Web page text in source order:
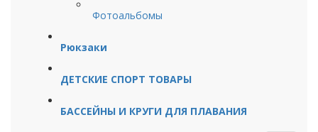
Фотоальбомы
Рюкзаки
ДЕТСКИЕ СПОРТ ТОВАРЫ
БАССЕЙНЫ И КРУГИ ДЛЯ ПЛАВАНИЯ